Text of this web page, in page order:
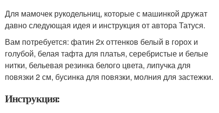
Для мамочек рукодельниц, которые с машинкой дружат
давно следующая идея и инструкция от автора Татуся.
Вам потребуется: фатин 2х оттенков белый в горох и
голубой, белая тафта для платья, серебристые и белые
нитки, бельевая резинка белого цвета, липучка для
повязки 2 см, бусинка для повязки, молния для застежки.
Инструкция: